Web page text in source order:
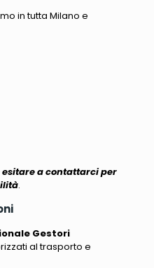
in tutta Milano e
esitare a contattarci per
.
Gestori
al trasporto e